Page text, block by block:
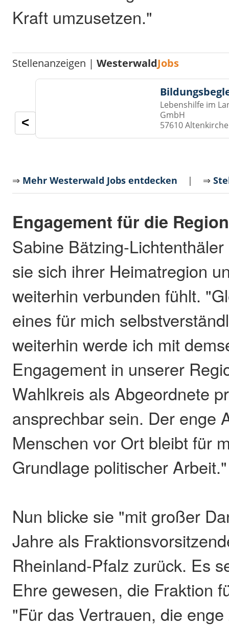
Kraft umzusetzen."
Stellenanzeigen |WesterwaldJobs
Lebenshilfe im
GmbH
57610
<
⇒ Mehr Westerwald Jobs entdecken | ⇒
Engagement für die Region
Sabine Bätzing-
sie sich ihrer Heimatregion
weiterhin verbunden fühlt.
eines für mich
weiterhin werde ich mit
Engagement in unserer
Wahlkreis als Abgeordnete
ansprechbar sein. Der enge
Menschen vor Ort bleibt für
Grundlage politischer Arbeit."
Nun blicke sie "mit großer
Jahre als
Rheinland-Pfalz zurück. Es
Ehre gewesen, die Fraktion
"Für das Vertrauen, die